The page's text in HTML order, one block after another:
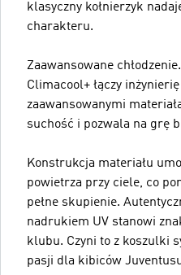
klasyczny kołnierzyk
charakteru.
Zaawansowane
Climacool+ łączy
zaawansowanymi
suchość i pozwala na grę
Konstrukcja materiału
powietrza przy ciele, co
pełne skupienie.
nadrukiem UV stanowi
klubu. Czyni to z koszulki
pasji dla kibiców